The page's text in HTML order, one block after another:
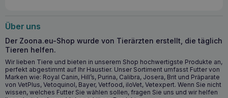
Wichtigste gesundheitliche Vorteile
Stärkung des Immunsystems durch einen
Antioxidantienkomplex
Unterstützung einer gesunden Herzfunktion durch einen
angemessenen Gehalt an Mineralien und Fettsäuren
Richtige Verdauung durch hochwertige Proteine und
Über uns
Der Zoona.eu-Shop wurde von Tierärzten erstellt, die täglich
Tieren helfen.
Wir lieben Tiere und bieten in unserem Shop hochwertigste Produkte an,
perfekt abgestimmt auf Ihr Haustier. Unser Sortiment umfasst Futter von
Marken wie: Royal Canin, Hill’s, Purina, Calibra, Josera, Brit und Präparate
von VetPlus, Vetoquinol, Bayer, Vetfood, iloVet, Vetexpert. Wenn Sie nicht
wissen, welches Futter Sie wählen sollen, fragen Sie uns und wir helfen